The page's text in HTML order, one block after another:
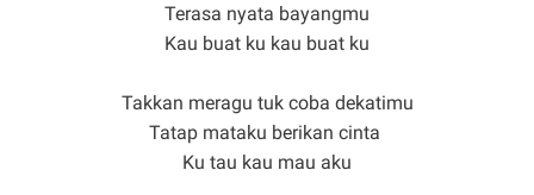
Terasa nyata bayangmu
Kau buat ku kau buat ku
Takkan meragu tuk coba dekatimu
Tatap mataku berikan cinta
Ku tau kau mau aku